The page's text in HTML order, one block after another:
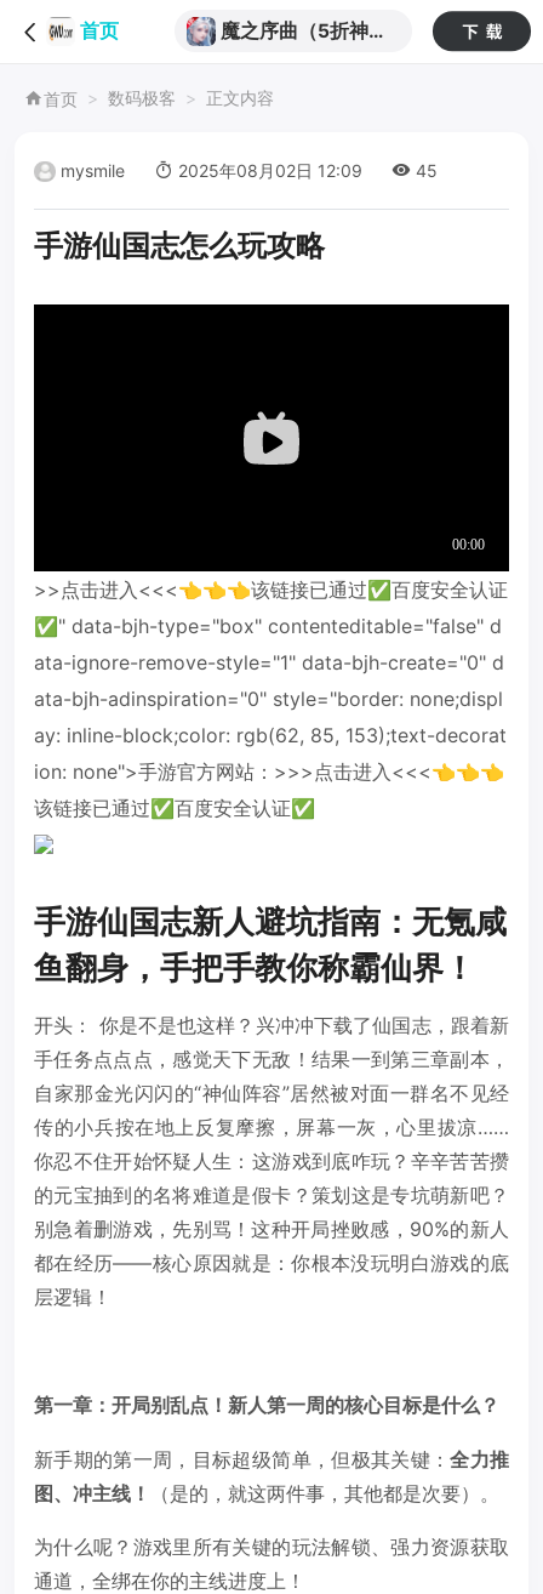
首页
魔之序曲（5折神跡
首页 数码极客 正文内容
mysmile 2025年08月02日 12:09 45
手游仙国志怎么玩攻略
>>点击进入<<<👈👈👈该链接已通过✅百度安全认证
✅" data-bjh-type="box" contenteditable="false" d
ata-ignore-remove-style="1" data-bjh-create="0" d
ata-bjh-adinspiration="0" style="border: none;displ
ay: inline-block;color: rgb(62, 85, 153);text-decorat
ion: none">手游官方网站：>>>点击进入<<<👈👈👈
该链接已通过✅百度安全认证✅
手游仙国志新人避坑指南：无氪咸
鱼翻身，手把手教你称霸仙界！
开头： 你是不是也这样？兴冲冲下载了仙国志，跟着新
手任务点点点，感觉天下无敌！结果一到第三章副本，
自家那金光闪闪的“神仙阵容”居然被对面一群名不见经
传的小兵按在地上反复摩擦，屏幕一灰，心里拔凉……
你忍不住开始怀疑人生：这游戏到底咋玩？辛辛苦苦攒
的元宝抽到的名将难道是假卡？策划这是专坑萌新吧？
别急着删游戏，先别骂！这种开局挫败感，90%的新人
都在经历——核心原因就是：你根本没玩明白游戏的底
层逻辑！
第一章：开局别乱点！新人第一周的核心目标是什么？
新手期的第一周，目标超级简单，但极其关键：全力推
图、冲主线！
（是的，就这两件事，其他都是次要）。
为什么呢？游戏里所有关键的玩法解锁、强力资源获取
通道，全绑在你的主线进度上！